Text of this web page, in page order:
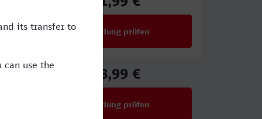
Verbindung prüfen
48,99 €
Verbindung prüfen